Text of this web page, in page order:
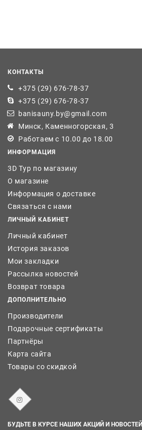
КОНТАКТЫ
+375 (29) 676-78-37
+375 (29) 676-78-37
banisauny.by@gmail.com
Минск, Каменногорская, 3
Работаем с 10.00 до 18.00
ИНФОРМАЦИЯ
3D Тур по магазину
О магазине
Информация о доставке
Связаться с нами
ЛИЧНЫЙ КАБИНЕТ
Личный кабинет
История заказов
Мои закладки
Рассылка новостей
Возврат товара
ДОПОЛНИТЕЛЬНО
Производители
Подарочные сертификаты
Партнёры
Карта сайта
Товары со скидкой
БУДЬТЕ В КУРСЕ НАШИХ АКЦИЙ И НОВОСТЕЙ